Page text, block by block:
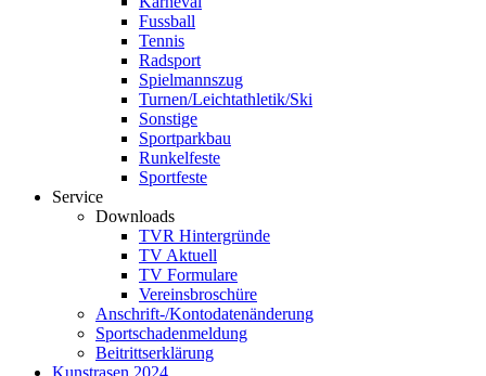
Fussball
Tennis
Radsport
Spielmannszug
Turnen/Leichtathletik/Ski
Sonstige
Sportparkbau
Runkelfeste
Sportfeste
Service
Downloads
TVR Hintergründe
TV Aktuell
TV Formulare
Vereinsbroschüre
Anschrift-/Kontodatenänderung
Sportschadenmeldung
Beitrittserklärung
Kunstrasen 2024